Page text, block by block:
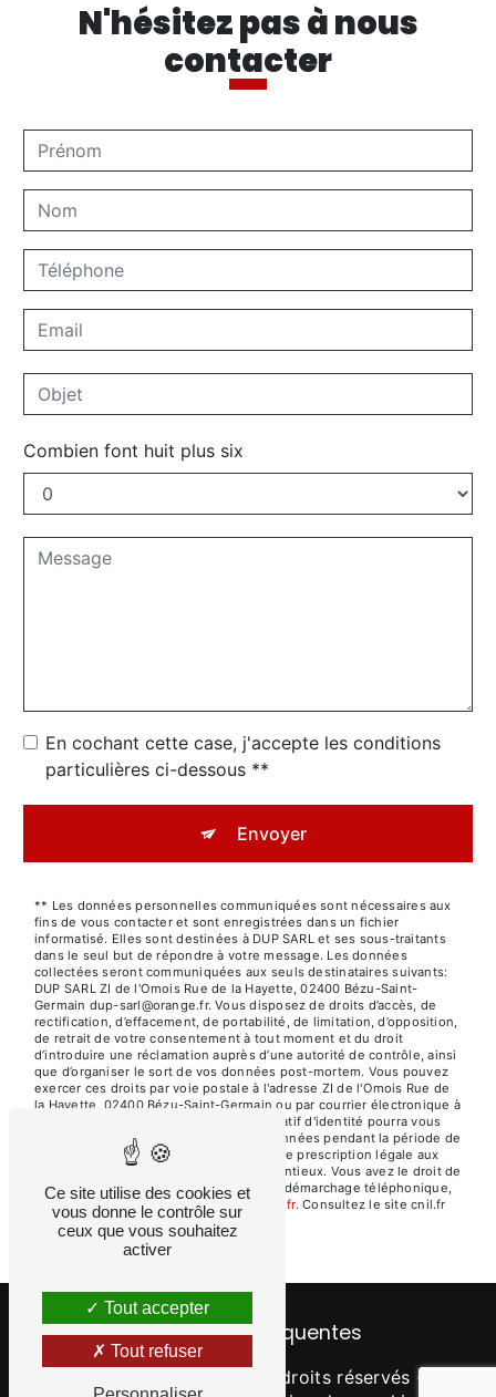
N'hésitez pas à nous
contacter
Combien font huit plus six
En cochant cette case, j'accepte les conditions
particulières ci-dessous **
Envoyer
** Les données personnelles communiquées sont nécessaires aux
fins de vous contacter et sont enregistrées dans un fichier
informatisé. Elles sont destinées à DUP SARL et ses sous-traitants
dans le seul but de répondre à votre message. Les données
collectées seront communiquées aux seuls destinataires suivants:
DUP SARL ZI de l'Omois Rue de la Hayette, 02400 Bézu-Saint-
Germain dup-sarl@orange.fr. Vous disposez de droits d’accès, de
rectification, d’effacement, de portabilité, de limitation, d’opposition,
de retrait de votre consentement à tout moment et du droit
d’introduire une réclamation auprès d’une autorité de contrôle, ainsi
que d’organiser le sort de vos données post-mortem. Vous pouvez
exercer ces droits par voie postale à l'adresse ZI de l'Omois Rue de
la Hayette, 02400 Bézu-Saint-Germain ou par courrier électronique à
l'adresse dup-sarl@orange.fr. Un justificatif d'identité pourra vous
être demandé. Nous conservons vos données pendant la période de
prise de contact puis pendant la durée de prescription légale aux
fins probatoires et de gestion des contentieux. Vous avez le droit de
vous inscrire sur la liste d'opposition au démarchage téléphonique,
disponible à cette adresse: Bloctel.gouv.fr. Consultez le site cnil.fr
pour plus d’informations sur vos droits.
Recherches fréquentes
- 2026 - Tous droits réservés -
Ce site utilise des cookies et
vous donne le contrôle sur
ceux que vous souhaitez
activer
Tout accepter
Tout refuser